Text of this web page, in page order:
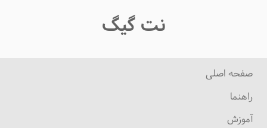
نت گیگ
صفحه اصلی
راهنما
آموزش